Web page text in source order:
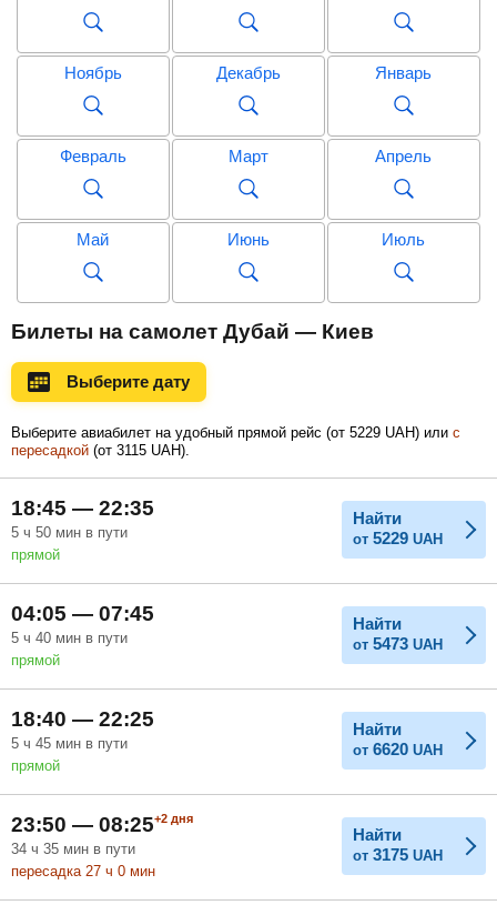
Ноябрь Декабрь Январь
Февраль Март Апрель
Май Июнь Июль
Сентябрь
Ноябрь
Билеты на самолет Дубай — Киев
Выберите дату
Выберите авиабилет на удобный прямой рейс (от 5229 UAH) или с
пересадкой (от 3115 UAH).
18:45 — 22:35
5 ч 50 мин в пути
прямой
Найти
от 5229 UAH
04:05 — 07:45
5 ч 40 мин в пути
прямой
Найти
от 5473 UAH
18:40 — 22:25
5 ч 45 мин в пути
прямой
Найти
от 6620 UAH
23:50 — 08:25+2 дня
34 ч 35 мин в пути
пересадка 27 ч 0 мин
Найти
от 3175 UAH